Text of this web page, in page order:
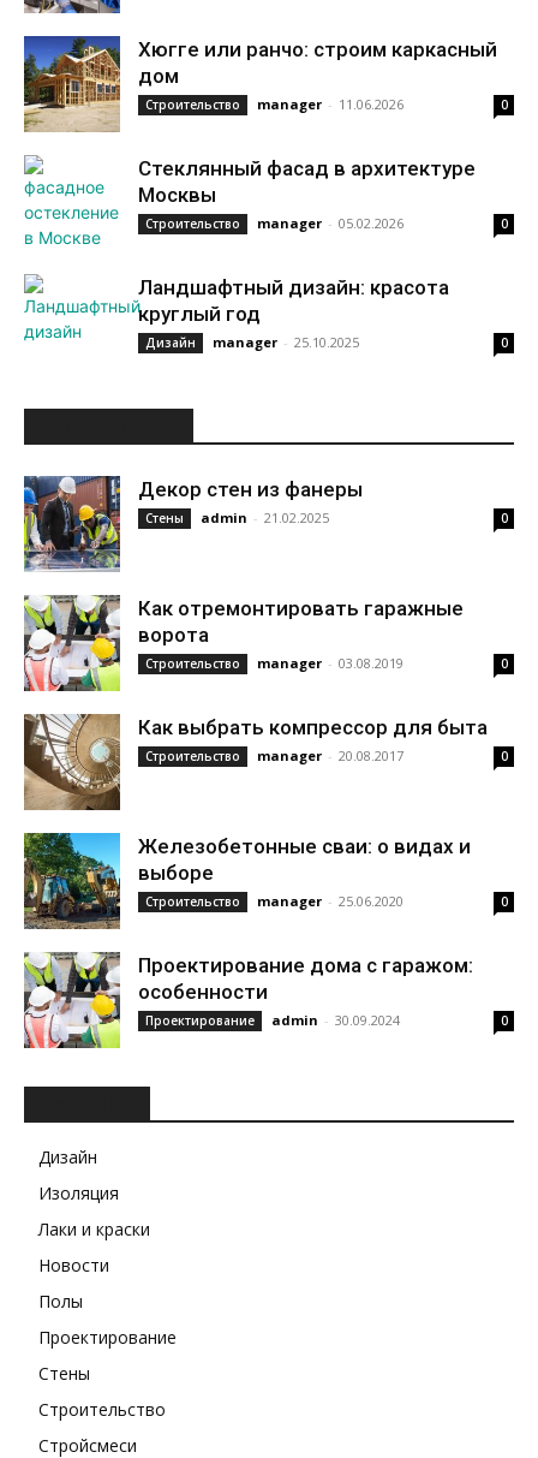
Хюгге или ранчо: строим каркасный
дом
Строительство manager - 11.06.2026 0
Стеклянный фасад в архитектуре
Москвы
Строительство manager - 05.02.2026 0
Ландшафтный дизайн: красота
круглый год
Дизайн manager - 25.10.2025 0
Декор стен из фанеры
Стены admin - 21.02.2025 0
Как отремонтировать гаражные
ворота
Строительство manager - 03.08.2019 0
Как выбрать компрессор для быта
Строительство manager - 20.08.2017 0
Железобетонные сваи: о видах и
выборе
Строительство manager - 25.06.2020 0
Проектирование дома с гаражом:
особенности
Проектирование admin - 30.09.2024 0
Дизайн
Изоляция
Лаки и краски
Новости
Полы
Проектирование
Стены
Строительство
Стройсмеси